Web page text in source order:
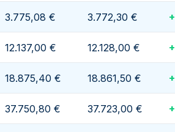
3.775,08 € 3.772,30 € +
12.137,00 € 12.128,00 € +
18.875,40 € 18.861,50 € +
37.750,80 € 37.723,00 € +